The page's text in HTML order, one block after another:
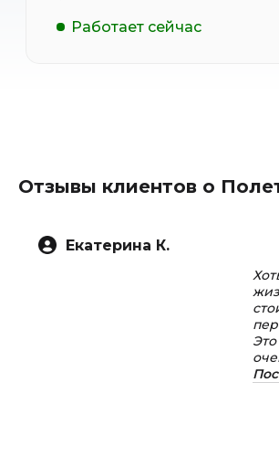
Работает сейчас
Отзывы клиентов о
Екатерина К.